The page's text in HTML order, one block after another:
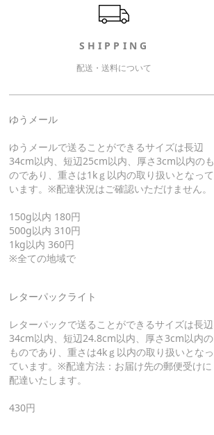
SHIPPING
配送・送料について
ゆうメール
ゆうメールで送ることができるサイズは長辺
34cm以内、短辺25cm以内、厚さ3cm以内のも
のであり、重さは1kｇ以内の取り扱いとなって
います。※配達状況はご確認いただけません。
150g以内 180円
500g以内 310円
1kg以内 360円
※全ての地域で
レターパックライト
レターパックで送ることができるサイズは長辺
34cm以内、短辺24.8cm以内、厚さ3cm以内の
ものであり、重さは4kｇ以内の取り扱いとなっ
ています。※配達方法：お届け先の郵便受けに
配達いたします。
430円